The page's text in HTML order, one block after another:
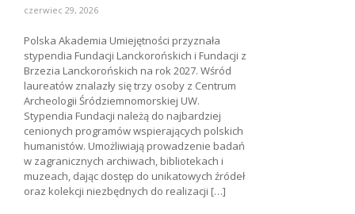
czerwiec 29, 2026
Polska Akademia Umiejętności przyznała
stypendia Fundacji Lanckorońskich i Fundacji z
Brzezia Lanckorońskich na rok 2027. Wśród
laureatów znalazły się trzy osoby z Centrum
Archeologii Śródziemnomorskiej UW.
Stypendia Fundacji należą do najbardziej
cenionych programów wspierających polskich
humanistów. Umożliwiają prowadzenie badań
w zagranicznych archiwach, bibliotekach i
muzeach, dając dostęp do unikatowych źródeł
oraz kolekcji niezbędnych do realizacji […]